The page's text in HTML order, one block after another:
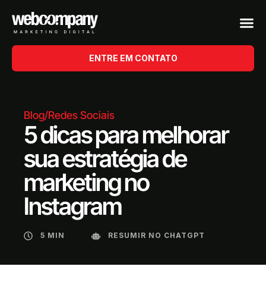
ENTRE EM CONTATO
Blog/Redes Sociais
5 dicas para melhorar
sua estratégia de
marketing no
Instagram
5 MIN RESUMIR NO CHATGPT